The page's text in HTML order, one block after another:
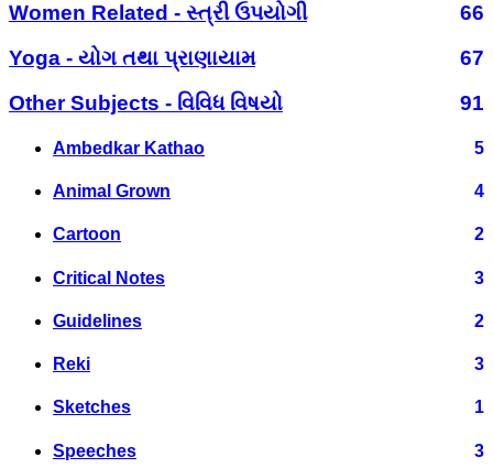
Women Related - સ્ત્રી ઉપયોગી
66
Yoga - યોગ તથા પ્રાણાયામ
67
Other Subjects - વિવિધ વિષયો
91
Ambedkar Kathao 5
Animal Grown 4
Cartoon 2
Critical Notes 3
Guidelines 2
Reki 3
Sketches 1
Speeches 3